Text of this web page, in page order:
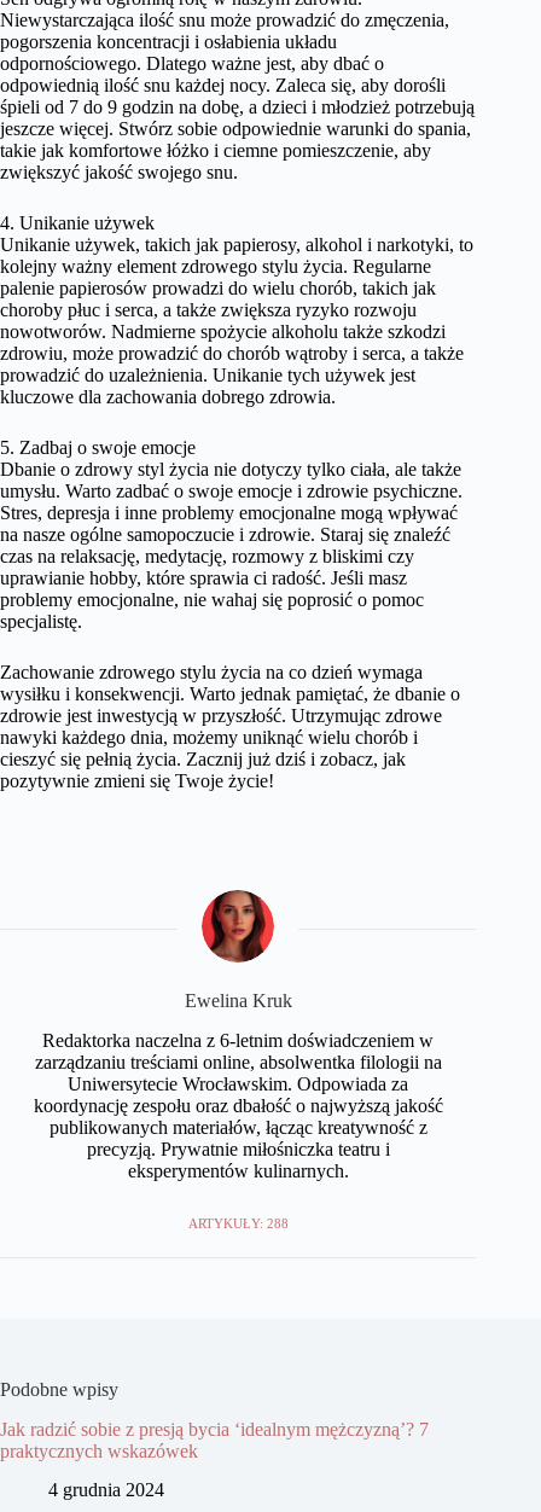
Niewystarczająca ilość snu może prowadzić do zmęczenia,
pogorszenia koncentracji i osłabienia układu
odpornościowego. Dlatego ważne jest, aby dbać o
odpowiednią ilość snu każdej nocy. Zaleca się, aby dorośli
śpieli od 7 do 9 godzin na dobę, a dzieci i młodzież potrzebują
jeszcze więcej. Stwórz sobie odpowiednie warunki do spania,
takie jak komfortowe łóżko i ciemne pomieszczenie, aby
zwiększyć jakość swojego snu.
4. Unikanie używek
Unikanie używek, takich jak papierosy, alkohol i narkotyki, to
kolejny ważny element zdrowego stylu życia. Regularne
palenie papierosów prowadzi do wielu chorób, takich jak
choroby płuc i serca, a także zwiększa ryzyko rozwoju
nowotworów. Nadmierne spożycie alkoholu także szkodzi
zdrowiu, może prowadzić do chorób wątroby i serca, a także
prowadzić do uzależnienia. Unikanie tych używek jest
kluczowe dla zachowania dobrego zdrowia.
5. Zadbaj o swoje emocje
Dbanie o zdrowy styl życia nie dotyczy tylko ciała, ale także
umysłu. Warto zadbać o swoje emocje i zdrowie psychiczne.
Stres, depresja i inne problemy emocjonalne mogą wpływać
na nasze ogólne samopoczucie i zdrowie. Staraj się znaleźć
czas na relaksację, medytację, rozmowy z bliskimi czy
uprawianie hobby, które sprawia ci radość. Jeśli masz
problemy emocjonalne, nie wahaj się poprosić o pomoc
specjalistę.
Zachowanie zdrowego stylu życia na co dzień wymaga
wysiłku i konsekwencji. Warto jednak pamiętać, że dbanie o
zdrowie jest inwestycją w przyszłość. Utrzymując zdrowe
nawyki każdego dnia, możemy uniknąć wielu chorób i
cieszyć się pełnią życia. Zacznij już dziś i zobacz, jak
pozytywnie zmieni się Twoje życie!
Ewelina Kruk
Redaktorka naczelna z 6-letnim doświadczeniem w
zarządzaniu treściami online, absolwentka filologii na
Uniwersytecie Wrocławskim. Odpowiada za
koordynację zespołu oraz dbałość o najwyższą jakość
publikowanych materiałów, łącząc kreatywność z
precyzją. Prywatnie miłośniczka teatru i
eksperymentów kulinarnych.
ARTYKUŁY: 288
Podobne wpisy
Jak radzić sobie z presją bycia ‘idealnym mężczyzną’? 7
praktycznych wskazówek
4 grudnia 2024